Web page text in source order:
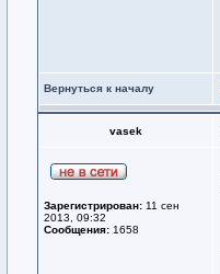
Вернуться к началу
vasek
Зарегистрирован: 11 сен
2013, 09:32
Сообщения: 1658